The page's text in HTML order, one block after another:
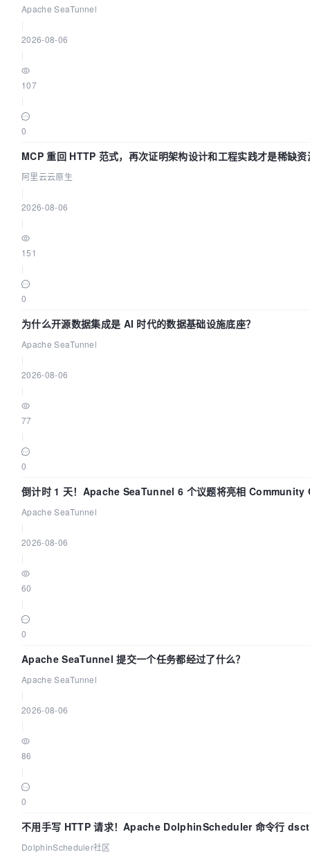
演讲！
Apache SeaTunnel
2026-08-06
107
0
MCP 重回 HTTP 范式，再次证明架构设计和工程实践才是稀缺资
阿里云云原生
2026-08-06
151
0
为什么开源数据集成是 AI 时代的数据基础设施底座？
Apache SeaTunnel
2026-08-06
77
0
倒计时 1 天！Apache SeaTunnel 6 个议题将亮相 Community
Code Asia 2026
Apache SeaTunnel
2026-08-06
60
0
Apache SeaTunnel 提交一个任务都经过了什么？
Apache SeaTunnel
2026-08-06
86
0
不用手写 HTTP 请求！Apache DolphinScheduler 命令行
钟上手
DolphinScheduler社区